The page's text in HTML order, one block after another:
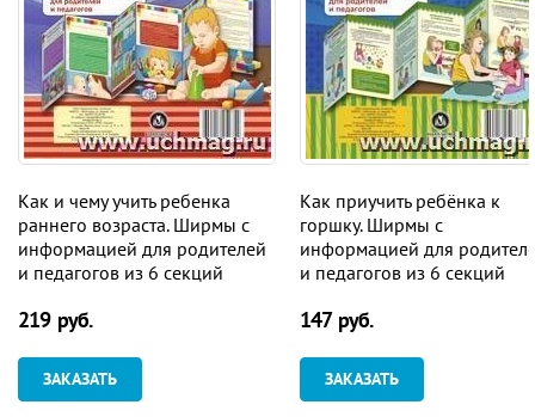
Как и чему учить ребенка
раннего возраста. Ширмы с
информацией для родителей
и педагогов из 6 секций
219 руб.
ЗАКАЗАТЬ
Как приучить ребёнка к
горшку. Ширмы с
информацией для
и педагогов из 6 секций
147 руб.
ЗАКАЗАТЬ